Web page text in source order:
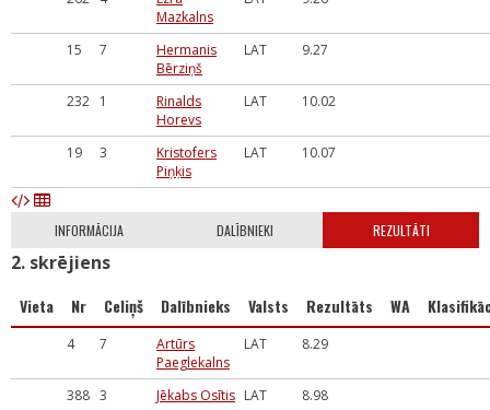
Mazkalns
15 7
Hermanis
Bērziņš
LAT 9.27
232 1
Rinalds
Horevs
LAT 10.02
19 3
Kristofers
Piņķis
LAT 10.07
INFORMĀCIJA DALĪBNIEKI REZULTĀTI
2. skrējiens
Vieta Nr Celiņš Dalībnieks Valsts Rezultāts WA
4 7
Artūrs
Paeglekalns
LAT 8.29
388 3 Jēkabs Osītis LAT
8.98